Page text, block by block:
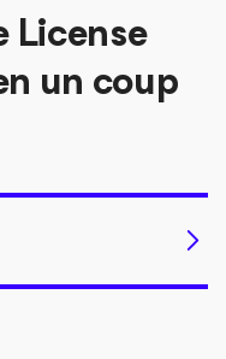
License
un coup